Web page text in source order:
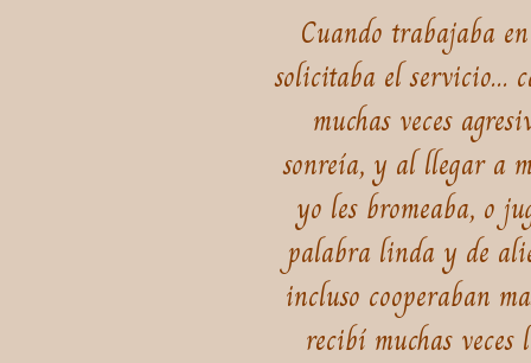
Cuando trabajaba
solicitaba el servicio...
muchas veces
sonreía, y al llegar a
yo les bromeaba, o
palabra linda y de
incluso cooperaban
recibí muchas